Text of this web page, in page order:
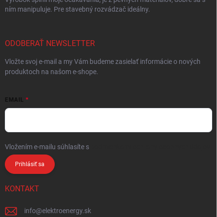
ním manipuluje. Pre stavebný rozvádzač ideálny.
ODOBERAŤ NEWSLETTER
Vložte svoj e-mail a my Vám budeme zasielať informácie o nových
produktoch na našom e-shope.
EMAIL
Vložením e-mailu súhlasíte s
Prihlásiť sa
KONTAKT
info@elektroenergy.sk